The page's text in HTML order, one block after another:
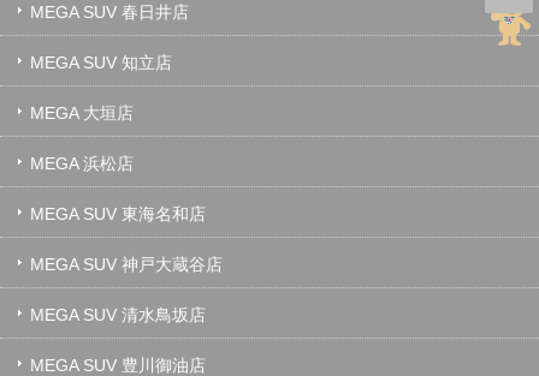
MEGA SUV 春日井店
MEGA SUV 知立店
MEGA 大垣店
MEGA 浜松店
MEGA SUV 東海名和店
MEGA SUV 神戸大蔵谷店
MEGA SUV 清水鳥坂店
MEGA SUV 豊川御油店